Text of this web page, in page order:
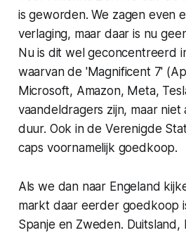
is geworden. We zagen even
verlaging, maar daar is nu
Nu is dit wel geconcentreerd
waarvan de 'Magnificent 7'
Microsoft, Amazon, Meta,
vaandeldragers zijn, maar niet
duur. Ook in de Verenigde
caps voornamelijk goedkoop.
Als we dan naar Engeland
markt daar eerder goedkoop
Spanje en Zweden. Duitsland,